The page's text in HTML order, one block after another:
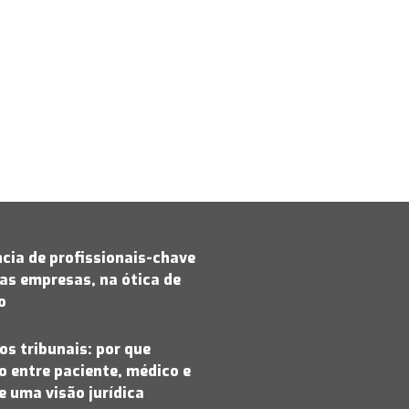
de profissionais-chave
empresas, na ótica de
tribunais: por que
entre paciente, médico e
uma visão jurídica